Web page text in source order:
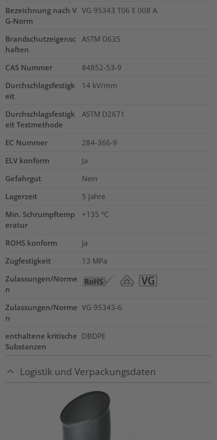
Bezeichnung nach V
G-Norm
VG 95343 T06 E 008 A
Brandschutzeigensc
haften
ASTM D635
CAS Nummer
84852-53-9
Durchschlagsfestigk
eit
14 kV/mm
Durchschlagsfestigk
eit Testmethode
ASTM D2671
EC Nummer
284-366-9
ELV konform
Ja
Gefahrgut
Nein
Lagerzeit
5 Jahre
Min. Schrumpftemp
eratur
+135 °C
ROHS konform
Ja
Zugfestigkeit
13 MPa
Zulassungen/Norme
n
Zulassungen/Norme
n
VG 95343-6
enthaltene kritische
Substanzen
DBDPE
Logistik und Verpackungsdaten